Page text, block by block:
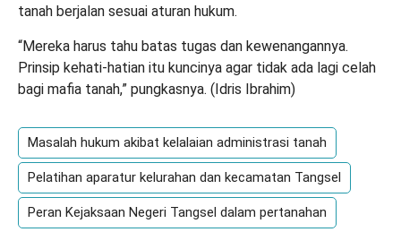
tanah berjalan sesuai aturan hukum.
“Mereka harus tahu batas tugas dan kewenangannya.
Prinsip kehati-hatian itu kuncinya agar tidak ada lagi celah
bagi mafia tanah,” pungkasnya. (Idris Ibrahim)
Masalah hukum akibat kelalaian administrasi tanah
Pelatihan aparatur kelurahan dan kecamatan Tangsel
Peran Kejaksaan Negeri Tangsel dalam pertanahan